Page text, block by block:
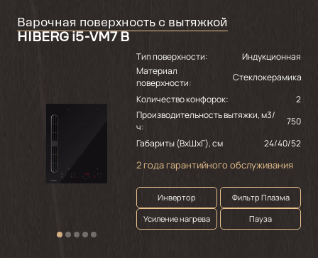
Варочная поверхность с вытяжкой
HIBERG i5-VM7 B
Тип поверхности:
Индукционная
Материал
поверхности:
Стеклокерамика
Количество конфорок:
2
Производительность вытяжки, м3/
ч:
750
Габариты (ВхШхГ), см
24/40/52
2 года гарантийного обслуживания
Инвертор
Фильтр Плазма
Усиление нагрева
Пауза